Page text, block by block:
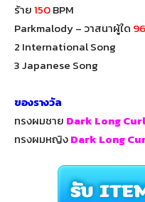
ร้าย150BPM
Parkmalody – วาสนาผู้ใด 96
2 International Song
3 Japanese Song
ของรางวัล
ทรงผมชาย Dark Long
ทรงผมหญิงDark Long